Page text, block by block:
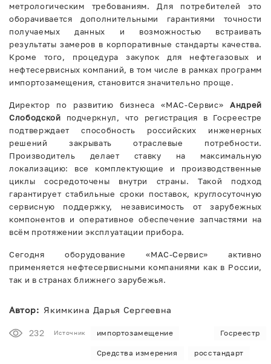
метрологическим требованиям. Для потребителей это
оборачивается дополнительными гарантиями точности
получаемых данных и возможностью встраивать
результаты замеров в корпоративные стандарты качества.
Кроме того, процедура закупок для нефтегазовых и
нефтесервисных компаний, в том числе в рамках программ
импортозамещения, становится значительно проще.
Директор по развитию бизнеса «МАС-Сервис»Андрей
Слободской подчеркнул, что регистрация в Госреестре
подтверждает способность российских инженерных
решений закрывать отраслевые потребности.
Производитель делает ставку на максимальную
локализацию: все комплектующие и производственные
циклы сосредоточены внутри страны. Такой подход
гарантирует стабильные сроки поставок, круглосуточную
сервисную поддержку, независимость от зарубежных
компонентов и оперативное обеспечение запчастями на
всём протяжении эксплуатации прибора.
Сегодня оборудование «МАС-Сервис» активно
применяется нефтесервисными компаниями как в России,
так и в странах ближнего зарубежья.
Автор: Якимкина Дарья Сергеевна
232 Источник импортозамещение Госреестр
Средства измерения росстандарт